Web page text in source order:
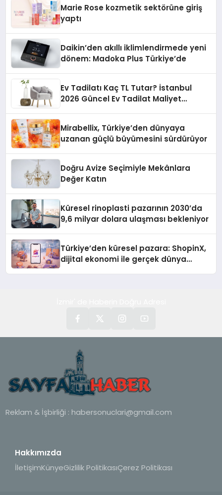
Marie Rose kozmetik sektörüne giriş
yaptı
Daikin’den akıllı iklimlendirmede yeni
dönem: Madoka Plus Türkiye’de
Ev Tadilatı Kaç TL Tutar? İstanbul
2026 Güncel Ev Tadilat Maliyet
Mirabellix, Türkiye’den dünyaya
uzanan güçlü büyümesini sürdürüyor
Doğru Avize Seçimiyle Mekânlara
Değer Katın
Küresel rinoplasti pazarının 2030’da
9,6 milyar dolara ulaşması bekleniyor
Türkiye’den küresel pazara: ShopinX,
dijital ekonomi ile gerçek dünya
Reklam & İşbirliği : habersonuclari@gmail.com
Hakkımızda
İletişimKünyeGizlilik PolitikasıÇerez Politikası